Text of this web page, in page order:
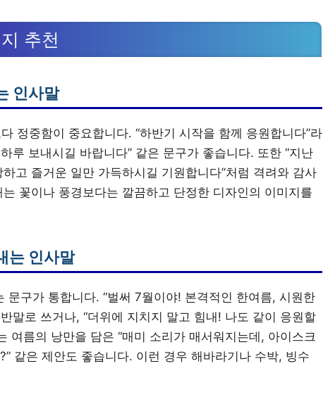
추천
인사말
정중함이 중요합니다. “하반기 시작을 함께 응원합니다”라
루 보내시길 바랍니다” 같은 문구가 좋습니다. 또한 “지난
고 즐거운 일만 가득하시길 기원합니다”처럼 격려와 감사
꽃이나 풍경보다는 깔끔하고 단정한 디자인의 이미지를
는 인사말
문구가 통합니다. “벌써 7월이야! 본격적인 한여름, 시원한
말로 쓰거나, “더위에 지치지 말고 힘내! 나도 같이 응원할
여름의 낭만을 담은 “매미 소리가 매서워지는데, 아이스크
같은 제안도 좋습니다. 이런 경우 해바라기나 수박, 빙수